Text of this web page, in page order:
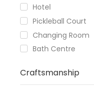
Hotel
Pickleball Court
Changing Room
Bath Centre
Craftsmanship